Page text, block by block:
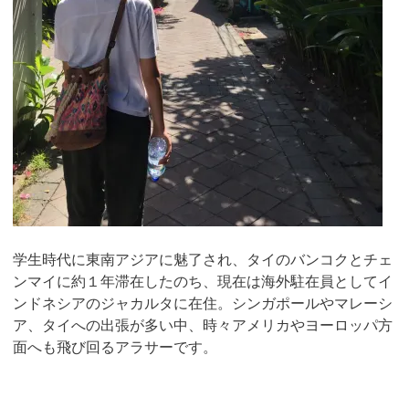
学生時代に東南アジアに魅了され、タイのバンコクとチェ
ンマイに約１年滞在したのち、現在は海外駐在員としてイ
ンドネシアのジャカルタに在住。シンガポールやマレーシ
ア、タイへの出張が多い中、時々アメリカやヨーロッパ方
面へも飛び回るアラサーです。